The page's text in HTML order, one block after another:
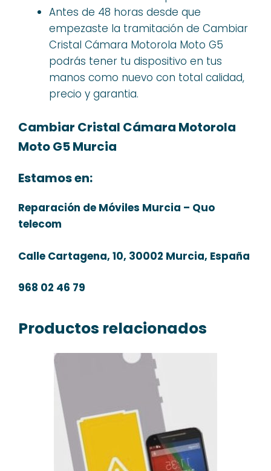
Antes de 48 horas desde que
empezaste la tramitación de Cambiar
Cristal Cámara Motorola Moto G5
podrás tener tu dispositivo en tus
manos como nuevo con total calidad,
precio y garantia.
Cambiar Cristal Cámara Motorola
Moto G5 Murcia
Estamos en:
Reparación de Móviles Murcia – Quo
telecom
Calle Cartagena, 10, 30002 Murcia, España
968 02 46 79
Productos relacionados